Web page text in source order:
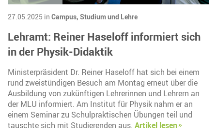
27.05.2025 in Campus, Studium und Lehre
Lehramt: Reiner Haseloff informiert sich
in der Physik-Didaktik
Ministerpräsident Dr. Reiner Haseloff hat sich bei einem
rund zweistündigen Besuch am Montag erneut über die
Ausbildung von zukünftigen Lehrerinnen und Lehrern an
der MLU informiert. Am Institut für Physik nahm er an
einem Seminar zu Schulpraktischen Übungen teil und
tauschte sich mit Studierenden aus. Artikel lesen